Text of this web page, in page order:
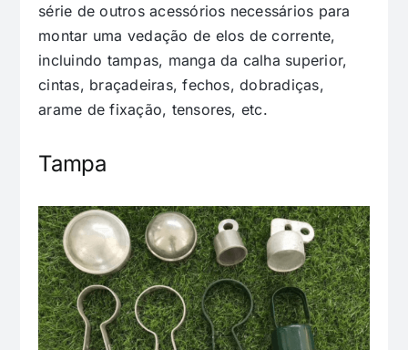
série de outros acessórios necessários para
montar uma vedação de elos de corrente,
incluindo tampas, manga da calha superior,
cintas, braçadeiras, fechos, dobradiças,
arame de fixação, tensores, etc.
Tampa